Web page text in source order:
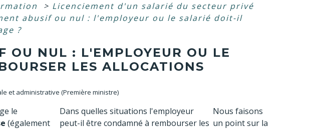
> Licenciement d'un salarié du secteur privé
abusif ou nul : l'employeur ou le salarié doit-il
?
OU NUL : L'EMPLOYEUR OU LE
LES ALLOCATIONS
et administrative (Première ministre)
le
(également
Dans quelles situations l'employeur
peut-il être condamné à rembourser les
Nous faisons
un point sur la